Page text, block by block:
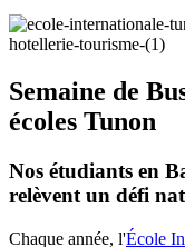
Semaine de
écoles Tunon
Nos étudiants en
relèvent un défi
Chaque année, l'École